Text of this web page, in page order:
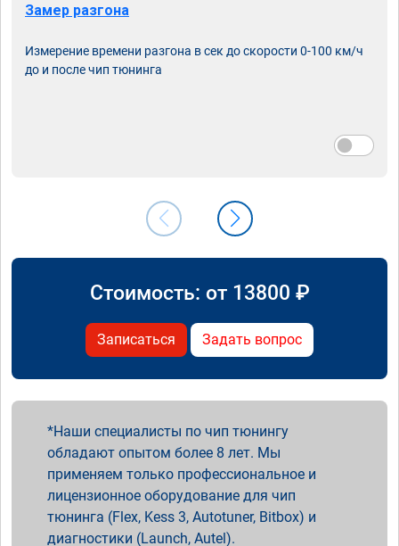
Замер разгона
Измерение времени разгона в сек до скорости 0-100 км/ч
до и после чип тюнинга
Стоимость: от 13800 ₽
Записаться Задать вопрос
Наши специалисты по чип тюнингу
обладают опытом более 8 лет. Мы
применяем только профессиональное и
лицензионное оборудование для чип
тюнинга (Flex, Kess 3, Autotuner, Bitbox) и
диагностики (Launch, Autel).